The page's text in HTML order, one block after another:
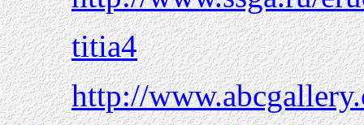
titia4
http://